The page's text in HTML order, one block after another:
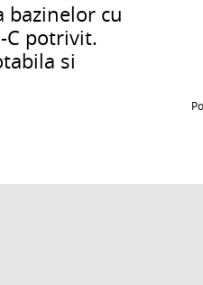
bazinelor cu
C potrivit.
si